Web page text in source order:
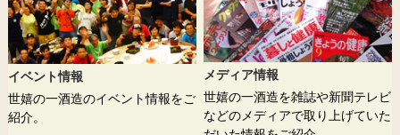
イベント情報
世嬉の一酒造のイベント情報をご
紹介。
メディア情報
世嬉の一酒造を雑誌や新聞テレビ
などのメディアで取り上げていた